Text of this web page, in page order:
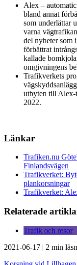
Alex –
bland annat
som underlättar
varna
del nyheter som
förbättrat
kallade
omgivningens
Trafikverkets
utbyten till Alex-
2022.
Länkar
Trafiken.nu
Finlandsvägen
Trafikverket:
plankorsningar
Trafikverket:
Relaterade
Trafik och resor
2021-06-17 | 2 min